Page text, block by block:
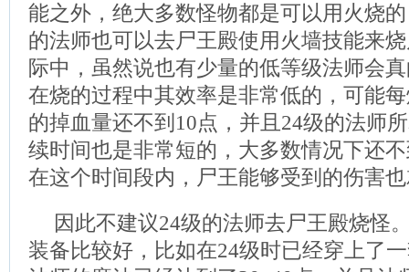
能之外，绝大多数怪物都是可以用火烧
的法师也可以去尸王殿使用火墙技能来
际中，虽然说也有少量的低等级法师会
在烧的过程中其效率是非常低的，可能
的掉血量还不到10点，并且24级的法师
续时间也是非常短的，大多数情况下还
在这个时间段内，尸王能够受到的伤害
因此不建议24级的法师去尸王殿烧怪
装备比较好，比如在24级时已经穿上了